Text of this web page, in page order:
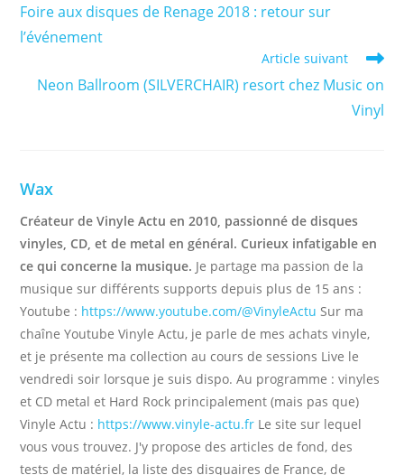
articles
Foire aux disques de Renage 2018 : retour sur
l’événement
Article suivant
Neon Ballroom (SILVERCHAIR) resort chez Music on
Vinyl
Wax
Créateur de Vinyle Actu en 2010, passionné de disques
vinyles, CD, et de metal en général. Curieux infatigable en
ce qui concerne la musique. Je partage ma passion de la
musique sur différents supports depuis plus de 15 ans :
Youtube : https://www.youtube.com/@VinyleActu Sur ma
chaîne Youtube Vinyle Actu, je parle de mes achats vinyle,
et je présente ma collection au cours de sessions Live le
vendredi soir lorsque je suis dispo. Au programme : vinyles
et CD metal et Hard Rock principalement (mais pas que)
Vinyle Actu : https://www.vinyle-actu.fr Le site sur lequel
vous vous trouvez. J'y propose des articles de fond, des
tests de matériel, la liste des disquaires de France, de